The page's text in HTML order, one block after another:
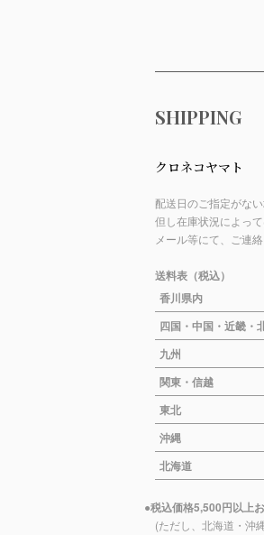
SHIPPING
クロネコヤマト
配送日のご指定がな
但し在庫状況によっ
メール等にて、ご連絡
送料表（税込）
香川県内
四国・中国・近畿・
九州
関東・信越
東北
沖縄
北海道
税込価格5,500円以上
(ただし、北海道・沖